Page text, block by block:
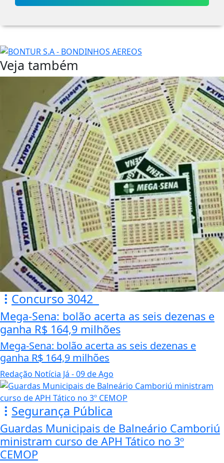
Veja também
Concurso 3042
Mega-Sena: bolão acerta as seis dezenas e
ganha R$ 164,9 milhões
Mega-Sena: bolão acerta as seis dezenas e
ganha R$ 164,9 milhões
Redação Notícia Já - 09 de Ago
Segurança Pública
Guardas Municipais de Balneário Camboriú
ministram curso de APH Tático no 3º
CEMOP